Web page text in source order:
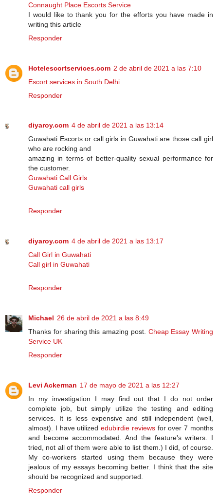
Connaught Place Escorts Service
I would like to thank you for the efforts you have made in
writing this article
Responder
Hotelescortservices.com 2 de abril de 2021 a las 7:10
Escort services in South Delhi
Responder
diyaroy.com 4 de abril de 2021 a las 13:14
Guwahati Escorts or call girls in Guwahati are those call girl
who are rocking and
amazing in terms of better-quality sexual performance for
the customer.
Guwahati Call Girls
Guwahati call girls
Responder
diyaroy.com 4 de abril de 2021 a las 13:17
Call Girl in Guwahati
Call girl in Guwahati
Responder
Michael 26 de abril de 2021 a las 8:49
Thanks for sharing this amazing post. Cheap Essay Writing
Service UK
Responder
Levi Ackerman 17 de mayo de 2021 a las 12:27
In my investigation I may find out that I do not order
complete job, but simply utilize the testing and editing
services. It is less expensive and still independent (well,
almost). I have utilizededubirdie reviewsfor over 7 months
and become accommodated. And the feature's writers. I
tried, not all of them were able to list them.) I did, of course.
My co-workers started using them because they were
jealous of my essays becoming better. I think that the site
should be recognized and supported.
Responder